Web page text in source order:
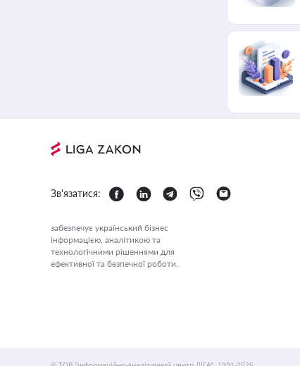
Зв'язатися:
забезпечує український бізнес
інформацією, аналітикою та
технологічними рішеннями для
ефективної та безпечної роботи.